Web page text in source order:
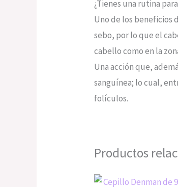
¿Tienes una rutina
Uno de los beneficios
sebo, por lo que el
cabello como en la
Una acción que,
sanguínea; lo cual,
folículos.
Productos
Este